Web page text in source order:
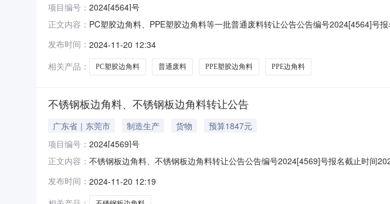
项目编号： 2024[4564]号
正文内容： PC塑胶边角料、PPE塑胶边角料等一批普通废料转让公告公告编号2024[4564]号
加工类型2.具有良好的商业信誉、财务状况和支付能力3.定约后,需按转让方要求安
发布时间： 2024-11-20 12:34
相关产品：
PC塑胶边角料 普通废料 PPE塑胶边角料 PPE边角料
不锈钢板边角料、不锈钢板边角料转让公告
广东省｜东莞市 制造生产 货物
预算1847元
项目编号： 2024[4569]号
正文内容： 不锈钢板边角料、不锈钢板边角料转让公告公告编号2024[4569]号报名截止时间
有良好的商业信誉、财务状况和支付能力3.定约后,需按转让方要求安排人力\车辆\
发布时间： 2024-11-20 12:19